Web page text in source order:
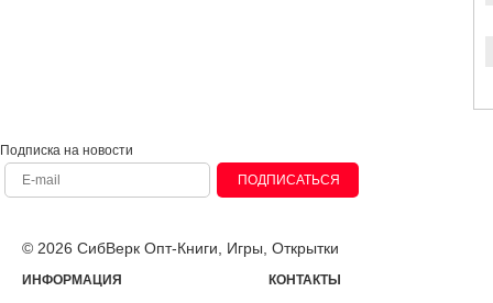
Подписка на новости
ПОДПИСАТЬСЯ
© 2026 СибВерк Опт-Книги, Игры, Открытки
ИНФОРМАЦИЯ КОНТАКТЫ